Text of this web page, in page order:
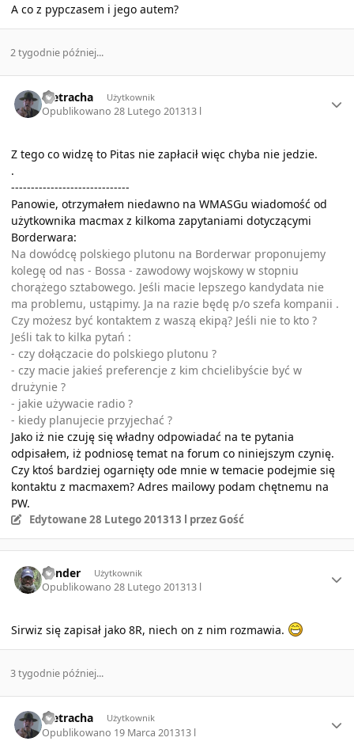
A co z pypczasem i jego autem?
2 tygodnie później...
Pietracha Użytkownik
Opublikowano28 Lutego 201313 l
Z tego co widzę to Pitas nie zapłacił więc chyba nie jedzie.
.
------------------------------
Panowie, otrzymałem niedawno na WMASGu wiadomość od
użytkownika macmax z kilkoma zapytaniami dotyczącymi
Borderwara:
Na dowódcę polskiego plutonu na Borderwar proponujemy
kolegę od nas - Bossa - zawodowy wojskowy w stopniu
chorążego sztabowego. Jeśli macie lepszego kandydata nie
ma problemu, ustąpimy. Ja na razie będę p/o szefa kompanii .
Czy możesz być kontaktem z waszą ekipą? Jeśli nie to kto ?
Jeśli tak to kilka pytań :
- czy dołączacie do polskiego plutonu ?
- czy macie jakieś preferencje z kim chcielibyście być w
drużynie ?
- jakie używacie radio ?
- kiedy planujecie przyjechać ?
Jako iż nie czuję się władny odpowiadać na te pytania
odpisałem, iż podniosę temat na forum co niniejszym czynię.
Czy ktoś bardziej ogarnięty ode mnie w temacie podejmie się
kontaktu z macmaxem? Adres mailowy podam chętnemu na
PW.
Edytowane28 Lutego 201313 l przez Gość
bender Użytkownik
Opublikowano28 Lutego 201313 l
Sirwiz się zapisał jako 8R, niech on z nim rozmawia.
3 tygodnie później...
Pietracha Użytkownik
Opublikowano 19 Marca 201313 l